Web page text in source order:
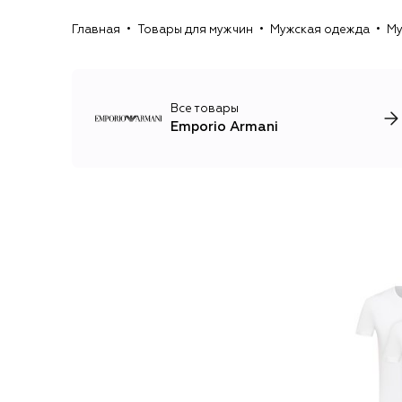
Главная Товары для мужчин Мужская одежда
Все товары
Emporio Armani